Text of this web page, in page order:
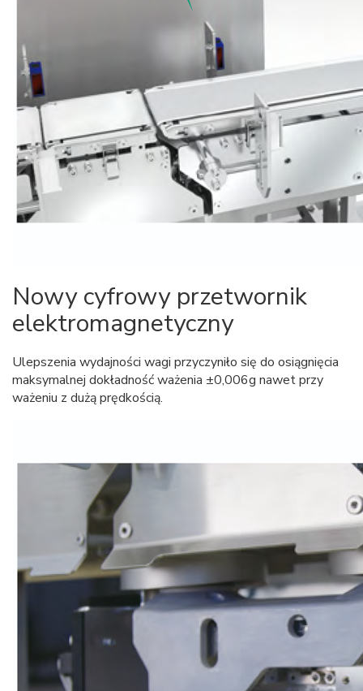
Nowy cyfrowy przetwornik
elektromagnetyczny
Ulepszenia wydajności wagi przyczyniło się do osiągnięcia
maksymalnej dokładność ważenia ±0,006g nawet przy
ważeniu z dużą prędkością.